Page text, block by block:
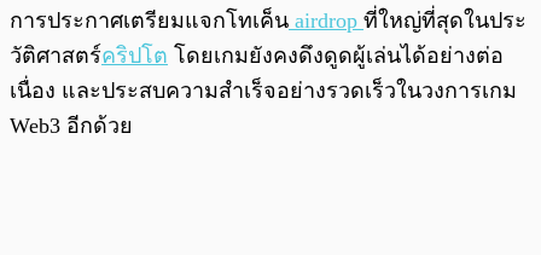
การประกาศเตรียมแจกโทเค็น airdrop ที่ใหญ่ที่สุดในประ
วัติศาสตร์คริปโต โดยเกมยังคงดึงดูดผู้เล่นได้อย่างต่อ
เนื่อง และประสบความสำเร็จอย่างรวดเร็วในวงการเกม
Web3 อีกด้วย